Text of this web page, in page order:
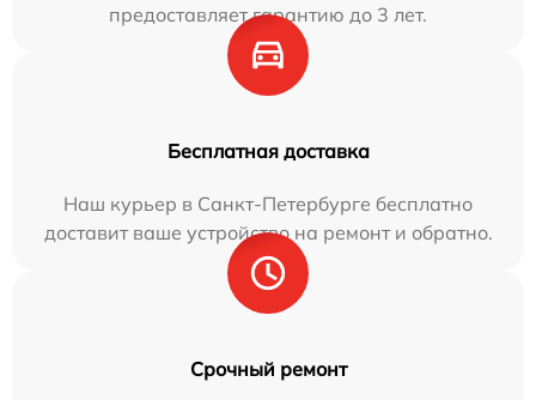
предоставляет гарантию до 3 лет.
Бесплатная доставка
Наш курьер в Санкт-Петербурге бесплатно
доставит ваше устройство на ремонт и обратно.
Срочный ремонт